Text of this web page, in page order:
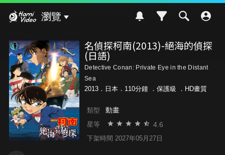
瀏覽
名偵探柯南(2013)-絕海的偵探
(日語)
Detective Conan: Private Eye in the Distant
Sea
2013．日本．110分鐘 ． 保護級 ．HD畫質
類型 動畫
星等 4.6
下架時間 2027年05月27日